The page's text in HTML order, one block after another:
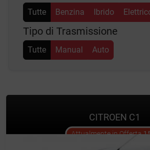
Tutte Benzina Ibrido
Tipo di Trasmissione
Tutte Manual Auto
CITROEN C1
Attualmente in Offerta